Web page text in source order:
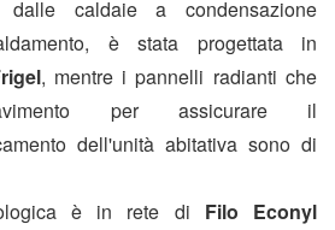
dalle caldaie a condensazione
è stata progettata in
, mentre i pannelli radianti che
per assicurare il
dell'unità abitativa sono di
è in rete di Filo Econyl